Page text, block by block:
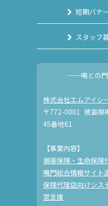
短期バナ
スタッフ
──鳴との
株式会社エムアイシ
〒772-0001 徳島県
45番地61
【事業内容】
損害保険・生命保険
鳴門総合情報サイト
保険代理店向けシス
営支援